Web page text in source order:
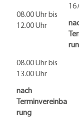
08.00 Uhr bis
12.00 Uhr
08.00 Uhr bis
13.00 Uhr
nach
Terminvereinba
rung